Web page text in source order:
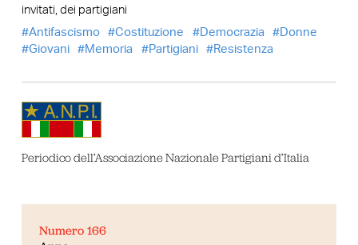
invitati, dei partigiani
Antifascismo
Costituzione Democrazia
Donne
Giovani
Memoria Partigiani Resistenza
Periodico dell’Associazione Nazionale Partigiani d’Italia
Numero 166